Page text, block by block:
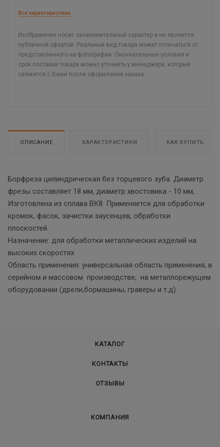
Все характеристики
Изображение носит ознакомительный характер и не является
публичной офертой. Реальный вид товара может отличаться от
представленного на фотографии. Окончательные условия и
срок поставки товара можно уточнить у менеджера, который
свяжется с Вами после оформления заказа.
ОПИСАНИЕ ХАРАКТЕРИСТИКИ КАК КУПИТЬ
Борфреза цилиндрическая без торцевого зуба. Диаметр
фрезы составляет 18 мм, диаметр хвостовика - 10 мм, .
Изготовлена из сплава ВК8. Применяется для обработки
кромок, фасок, зачистки заусенцев, обработки
плоскостей.
Назначение: для обработки металлических изделий на
высоких скоростях
Область применения: универсальная область применения, в
серийном и массовом производстве, на металлорежущем
оборудовании (дрели,бормашины, граверы и т.д)
КАТАЛОГ
КОНТАКТЫ
ОТЗЫВЫ
КОМПАНИЯ